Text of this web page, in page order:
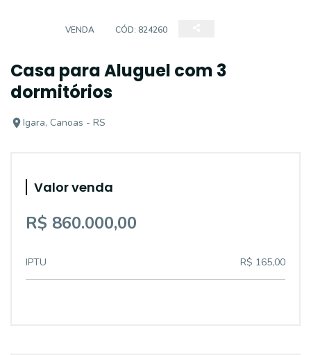
VENDA CÓD: 824260
Casa para Aluguel com 3
dormitórios
Igara, Canoas - RS
Valor venda
R$ 860.000,00
IPTU R$ 165,00